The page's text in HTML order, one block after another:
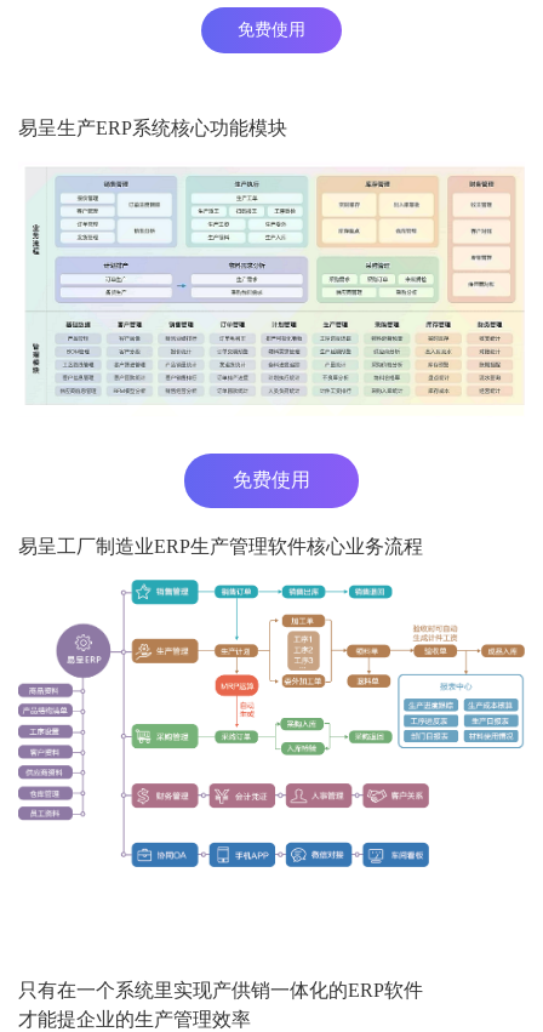
免费使用
易呈生产ERP系统核心功能模块
免费使用
易呈工厂制造业ERP生产管理软件核心业务流程
只有在一个系统里实现产供销一体化的ERP软件
才能提企业的生产管理效率